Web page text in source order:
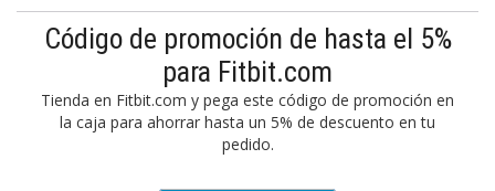
Código de promoción de hasta el 5%
para Fitbit.com
Tienda en Fitbit.com y pega este código de promoción en
la caja para ahorrar hasta un 5% de descuento en tu
pedido.